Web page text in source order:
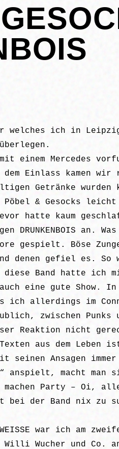
welches ich in
mit einem Mercedes
dem Einlass kamen
Getränke wurden
& Gesocks
hatte kaum
DRUNKENBOIS an.
gespielt. Böse
denen gefiel es.
diese Band hatte
eine gute Show.
ich allerdings im
zwischen
Reaktion nicht
aus dem Leben
Ansagen
anspielt, macht man
machen Party – Oi,
der Band nix zu
war ich am
Wucher und Co.